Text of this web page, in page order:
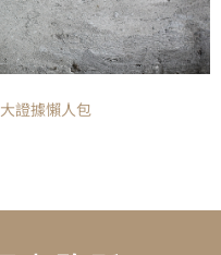
證據懶人包